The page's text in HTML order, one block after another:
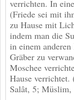
verrichten. In
(Friede sei mit
zu Hause mit
indem man die
in einem
Gräber zu
Moschee
Hause
Salât, 5;